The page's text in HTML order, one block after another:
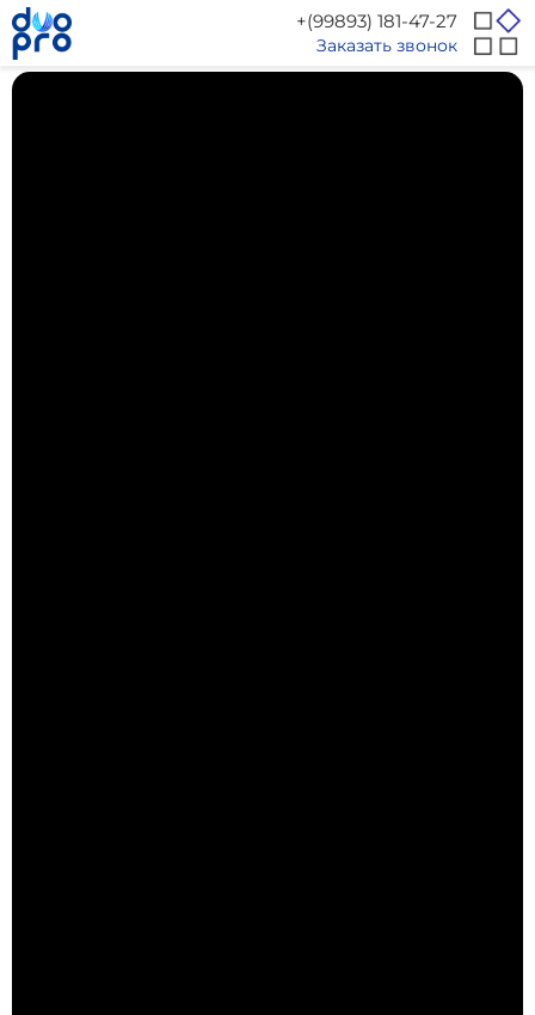
+(99893) 181-47-27
Заказать звонок